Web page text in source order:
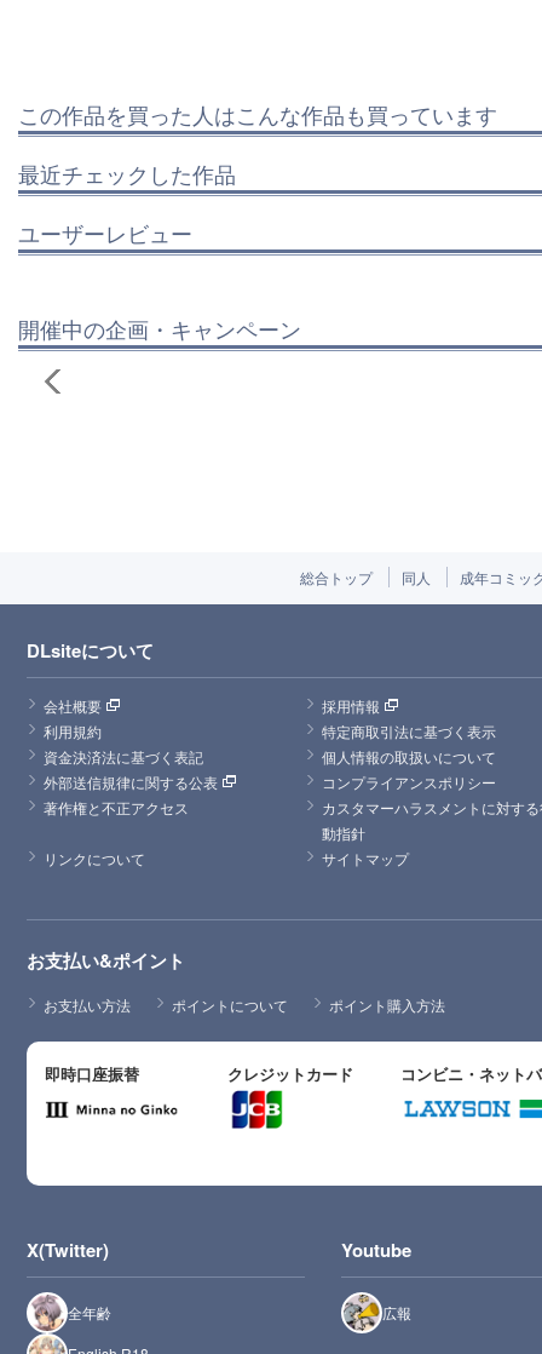
この作品を買った人はこんな作品も買っています
最近チェックした作品
ユーザーレビュー
開催中の企画・キャンペーン
総合トップ 同人 成年コミッ
DLsiteについて
会社概要
採用情報
利用規約
特定商取引法に基づく表示
資金決済法に基づく表記
個人情報の取扱いについて
外部送信規律に関する公表
コンプライアンスポリシー
著作権と不正アクセス
カスタマーハラスメントに対す
動指針
リンクについて
サイトマップ
お支払い&ポイント
お支払い方法 ポイントについて ポイント購入方法
即時口座振替 クレジットカード コンビニ・ネット
X(Twitter)
全年齢
Youtube
広報